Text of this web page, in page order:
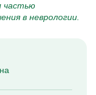
частью
в неврологии.